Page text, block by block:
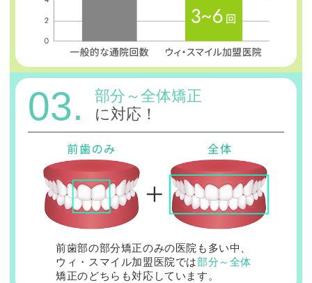
03.
部分～全体矯正
に対応！
前歯部の部分矯正のみの医院も多い中、
ウィ・スマイル加盟医院では部分～全体
矯正のどちらも対応しています。